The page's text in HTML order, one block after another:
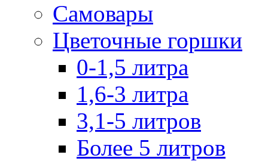
Самовары
Цветочные горшки
0-1,5 литра
1,6-3 литра
3,1-5 литров
Более 5 литров